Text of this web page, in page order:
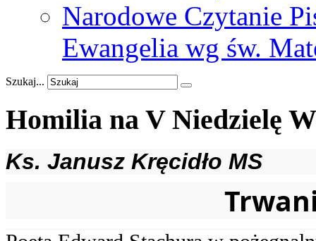
Narodowe Czytanie
Ewangelia wg św.
Szukaj...
Homilia na V Niedzielę
Ks. Janusz Kręcidło MS